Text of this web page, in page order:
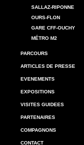
SALLAZ-RIPONNE
OURS-FLON
GARE CFF-OUCHY
MÉTRO M2
PARCOURS
ARTICLES DE PRESSE
EVENEMENTS
EXPOSITIONS
VISITES GUIDEES
PARTENAIRES
COMPAGNONS
CONTACT